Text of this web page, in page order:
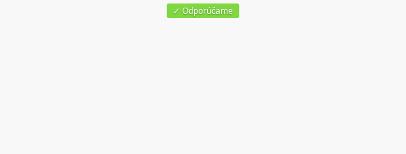
✓ Odporúčame